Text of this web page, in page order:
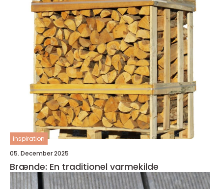
inspiration
05. December 2025
Brænde: En traditionel varmekilde